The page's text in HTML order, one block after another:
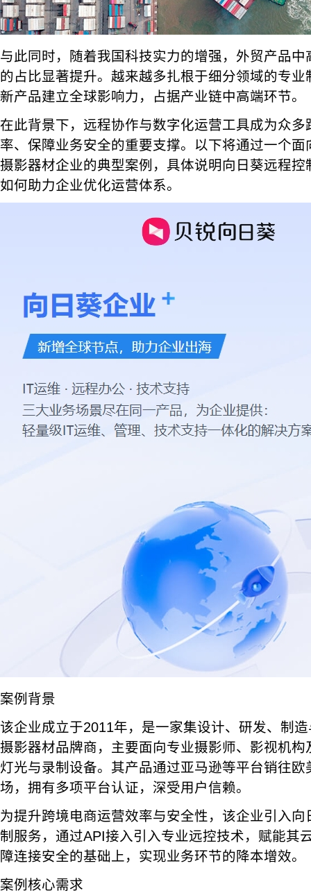
与此同时，随着我国科技实力的增强，外贸产品
的占比显著提升。越来越多扎根于细分领域的专
新产品建立全球影响力，占据产业链中高端环节。
在此背景下，远程协作与数字化运营工具成为众多
率、保障业务安全的重要支撑。以下将通过一个
摄影器材企业的典型案例，具体说明向日葵远程
如何助力企业优化运营体系。
案例背景
该企业成立于2011年，是一家集设计、研发、制
摄影器材品牌商，主要面向专业摄影师、影视机
灯光与录制设备。其产品通过亚马逊等平台销往
场，拥有多项平台认证，深受用户信赖。
为提升跨境电商运营效率与安全性，该企业引入
制服务，通过API接入引入专业远控技术，赋能其
障连接安全的基础上，实现业务环节的降本增效。
案例核心需求